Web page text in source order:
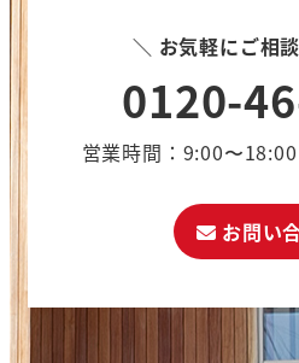
＼ お気軽にご相
0120-
営業時間：9:00〜
お問い